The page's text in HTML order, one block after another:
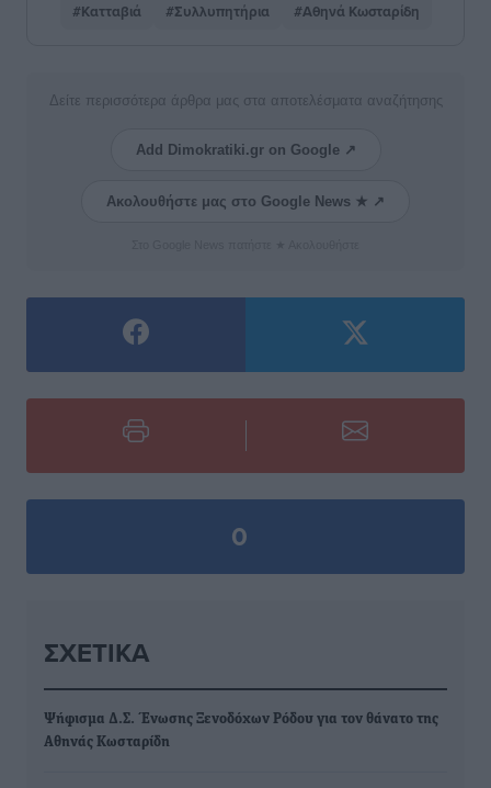
#Κατταβιά #Συλλυπητήρια #Αθηνά Κωσταρίδη
Δείτε περισσότερα άρθρα μας στα αποτελέσματα αναζήτησης
Add Dimokratiki.gr on Google ↗
Ακολουθήστε μας στο Google News ★ ↗
0
ΣΧΕΤΙΚΆ
Ψήφισμα Δ.Σ. Ένωσης Ξενοδόχων Ρόδου για τον θάνατο της
Αθηνάς Κωσταρίδη